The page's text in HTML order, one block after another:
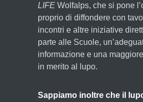
LIFE Wolfalps, che si pone
proprio di diffondere con
incontri e altre iniziative
parte alle Scuole,
informazione e una
in merito al lupo.
Sappiamo inoltre che il